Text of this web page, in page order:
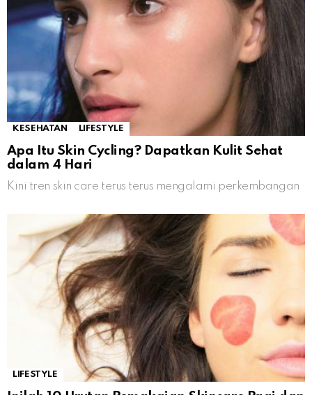
KESEHATAN LIFESTYLE
Apa Itu Skin Cycling? Dapatkan Kulit Sehat
dalam 4 Hari
Kini tren skin care terus terus mengalami perkembangan
LIFESTYLE